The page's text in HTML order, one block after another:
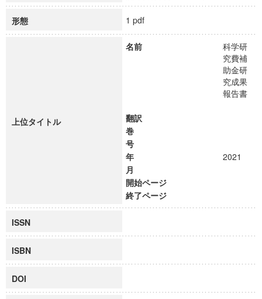
形態 1 pdf
上位タイトル
名前
科学研
究費補
助金研
究成果
報告書
翻訳
巻
号
年
2021
月
開始ページ
終了ページ
ISSN
ISBN
DOI